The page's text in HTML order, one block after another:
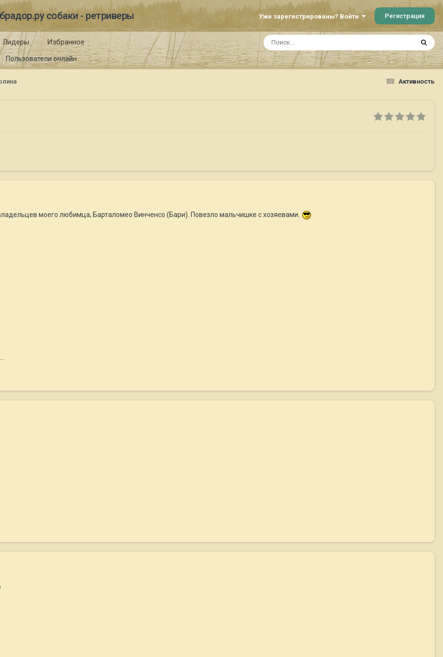
собаки - ретриверы Уже зарегистрированы? Войти Регистрация
Пользователи онлайн
Лидеры Избранное
Активность
моего любимца, Барталомео Винченсо (Бари). Повезло мальчишке с хозяевами.